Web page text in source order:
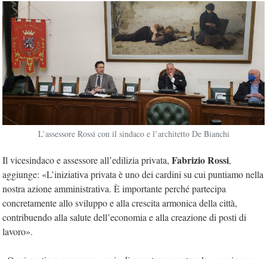
L’assessore Rossi con il sindaco e l’architetto De Bianchi
Il vicesindaco e assessore all’edilizia privata, Fabrizio Rossi,
aggiunge: «L’iniziativa privata è uno dei cardini su cui puntiamo nella
nostra azione amministrativa. È importante perché partecipa
concretamente allo sviluppo e alla crescita armonica della città,
contribuendo alla salute dell’economia e alla creazione di posti di
lavoro».